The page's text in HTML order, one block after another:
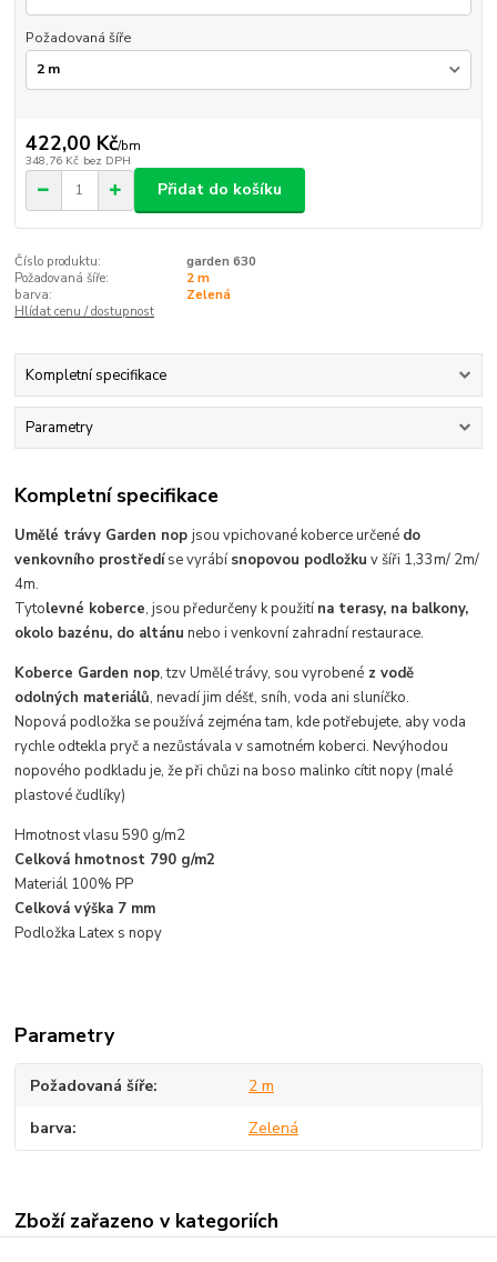
Požadovaná šíře
422,00 Kč/bm
348,76 Kč bez DPH
Přidat do košíku
Číslo produktu:
garden 630
Požadovaná šíře:
2 m
barva:
Zelená
Hlídat cenu / dostupnost
Kompletní specifikace
Parametry
Kompletní specifikace
Umělé trávy Garden nopjsouvpichované koberceurčené do
venkovního prostředíse vyrábísnopovou podložku v šíři 1,33m/ 2m/
4m.
Tytolevné koberce, jsou předurčeny k použitína terasy, na balkony,
okolo bazénu, do altánu nebo i venkovní zahradní restaurace.
Koberce Garden nop, tzv Umělé trávy, sou vyrobené z vodě
odolných materiálů, nevadí jim déšť, sníh, voda ani sluníčko.
Nopová podložka se používá zejména tam, kde potřebujete, aby voda
rychle odtekla pryč a nezůstávala v samotném koberci.Nevýhodou
nopového podkladu je, že při chůzi na bosomalinko cítit nopy (malé
plastové čudlíky)
Hmotnost vlasu 590 g/m2
Celková hmotnost 790 g/m2
Materiál 100% PP
Celková výška 7 mm
Podložka Latex s nopy
Parametry
Požadovaná šíře 2 m
barva Zelená
Zboží zařazeno v kategoriích